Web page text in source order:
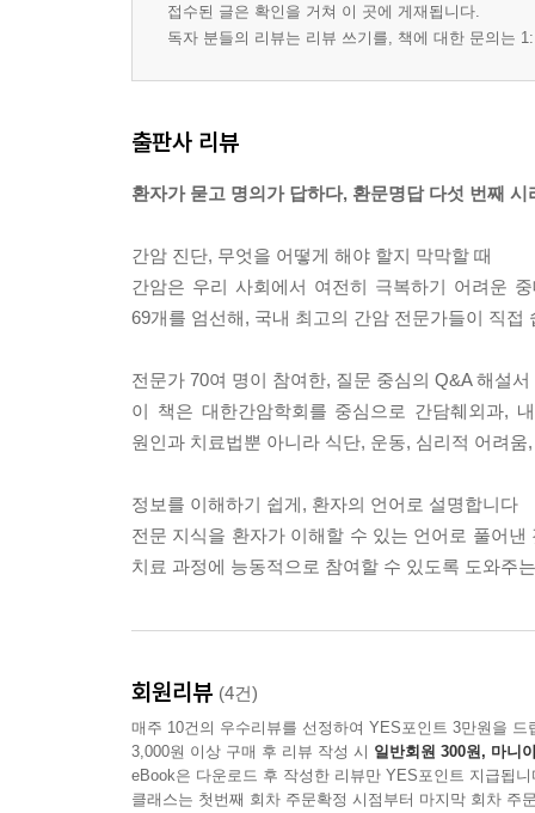
접수된 글은 확인을 거쳐 이 곳에 게재됩니다.
독자 분들의 리뷰는 리뷰 쓰기를, 책에 대한 문의는
출판사 리뷰
환자가 묻고 명의가 답하다, 환문명답 다섯 번째 시
간암 진단, 무엇을 어떻게 해야 할지 막막할 때
간암은 우리 사회에서 여전히 극복하기 어려운
69개를 엄선해, 국내 최고의 간암 전문가들이 직
전문가 70여 명이 참여한, 질문 중심의 Q&A 해설서
이 책은 대한간암학회를 중심으로 간담췌외과,
원인과 치료법뿐 아니라 식단, 운동, 심리적 어려
정보를 이해하기 쉽게, 환자의 언어로 설명합니다
전문 지식을 환자가 이해할 수 있는 언어로 풀어
치료 과정에 능동적으로 참여할 수 있도록 도와주
회원리뷰 (4건)
매주 10건의 우수리뷰를 선정하여 YES포인트 3만원을 드
3,000원 이상 구매 후 리뷰 작성 시 일반회원 300원, 마니
eBook은 다운로드 후 작성한 리뷰만 YES포인트 지급됩니
클래스는 첫번째 회차 주문확정 시점부터 마지막 회차 주